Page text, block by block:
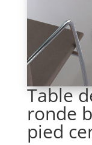
Table
ronde
pied